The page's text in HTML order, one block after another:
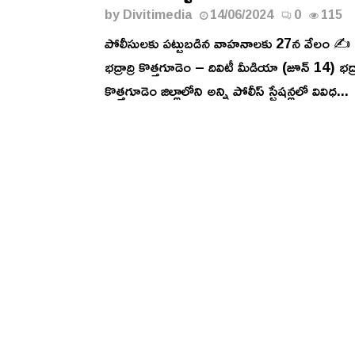
byDivitimedia 14/06/2024 0 115
పోలీసులకు పట్టుబడిన వాహనాలకు 27న వేలం ✍️
భద్రాద్రి కొత్తగూడెం – దివిటీ మీడియా (జూన్ 14)
కొత్తగూడెం జిల్లాలోని అన్ని పోలీస్ స్టేషన్లలో వివిధ...